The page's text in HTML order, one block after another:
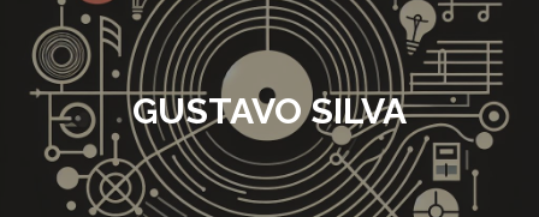
GUSTAVO SILVA